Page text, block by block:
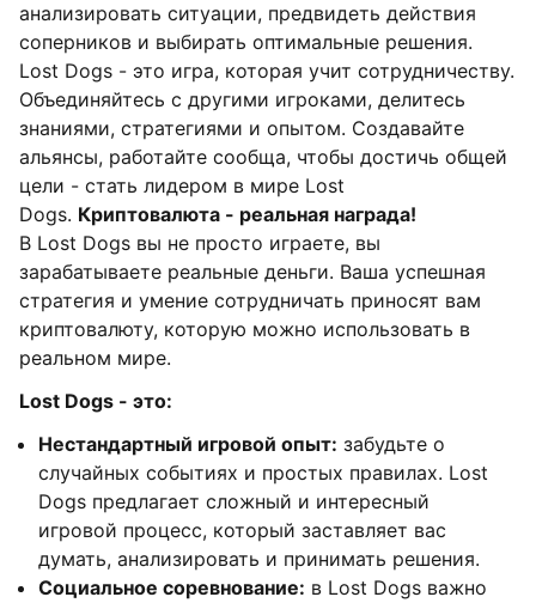
анализировать ситуации, предвидеть действия
соперников и выбирать оптимальные решения.
Lost Dogs - это игра, которая учит сотрудничеству.
Объединяйтесь с другими игроками, делитесь
знаниями, стратегиями и опытом. Создавайте
альянсы, работайте сообща, чтобы достичь общей
цели - стать лидером в мире Lost
Dogs. Криптовалюта - реальная награда!
В Lost Dogs вы не просто играете, вы
зарабатываете реальные деньги. Ваша успешная
стратегия и умение сотрудничать приносят вам
криптовалюту, которую можно использовать в
реальном мире.
Lost Dogs - это:
Нестандартный игровой опыт: забудьте о
случайных событиях и простых правилах. Lost
Dogs предлагает сложный и интересный
игровой процесс, который заставляет вас
думать, анализировать и принимать решения.
Социальное соревнование: в Lost Dogs важно